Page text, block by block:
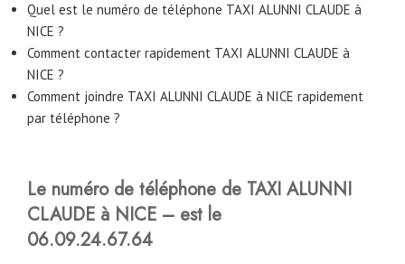
Quel est le numéro de téléphone TAXI ALUNNI CLAUDE à
NICE ?
Comment contacter rapidement TAXI ALUNNI CLAUDE à
NICE ?
Comment joindre TAXI ALUNNI CLAUDE à NICE rapidement
par téléphone ?
Le numéro de téléphone de TAXI ALUNNI
CLAUDE à NICE – est le
06.09.24.67.64